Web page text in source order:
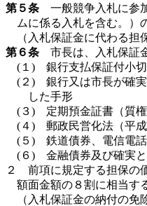
第５条 一般競争入札に参
ムに係る入札を含む。）
（入札保証金に代わる担
第６条 市長は、入札保証
(１) 銀行支払保証付小
(２) 銀行又は市長が確実
した手形
(３) 定期預金証書（質権
(４) 郵政民営化法（平成
(５) 鉄道債券、電信電
(６) 金融債券及び確実
２ 前項に規定する担保の
額面金額の８割に相当す
（入札保証金の納付の免